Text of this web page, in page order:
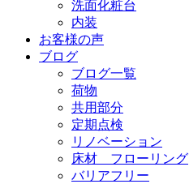
洗面化粧台
内装
お客様の声
ブログ
ブログ一覧
荷物
共用部分
定期点検
リノベーション
床材 フローリング
バリアフリー